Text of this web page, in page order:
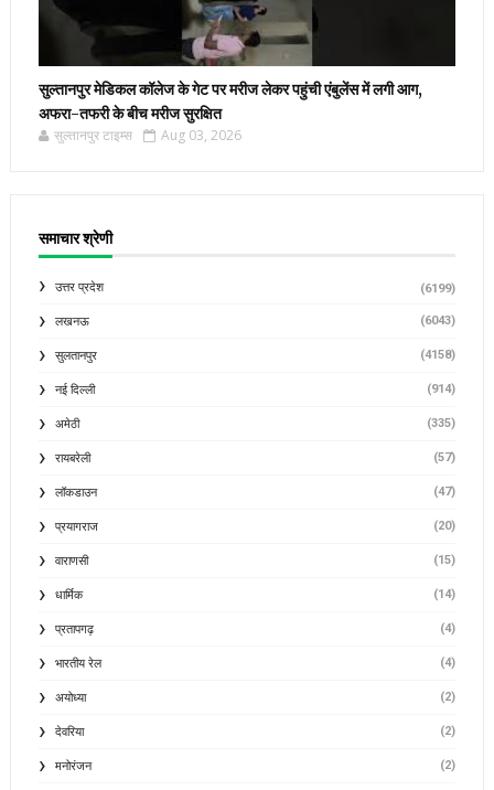
सुल्तानपुर मेडिकल कॉलेज के गेट पर मरीज लेकर पहुंची एंबुलेंस में लगी आग,
अफरा-तफरी के बीच मरीज सुरक्षित
सुल्तानपुर टाइम्स Aug 03, 2026
समाचार श्रेणी
उत्तर प्रदेश (6199)
लखनऊ (6043)
सुलतानपुर (4158)
नई दिल्ली (914)
अमेठी (335)
रायबरेली (57)
लॉकडाउन (47)
प्रयागराज (20)
वाराणसी (15)
धार्मिक (14)
प्रतापगढ़ (4)
भारतीय रेल (4)
अयोध्या (2)
देवरिया (2)
मनोरंजन (2)